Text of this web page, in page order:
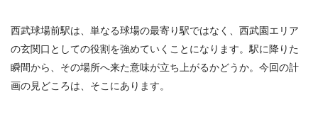
西武球場前駅は、単なる球場の最寄り駅ではなく、西武園エリア
の玄関口としての役割を強めていくことになります。駅に降りた
瞬間から、その場所へ来た意味が立ち上がるかどうか。今回の計
画の見どころは、そこにあります。